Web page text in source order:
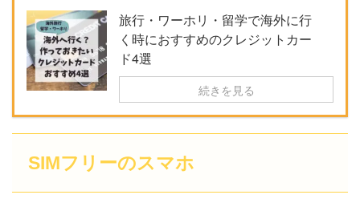
旅行・ワーホリ・留学で海外に行
く時におすすめのクレジットカー
ド4選
続きを見る
SIMフリーのスマホ